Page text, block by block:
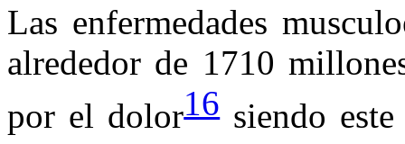
Las enfermedades
alrededor de 1710
por el dolor16 siendo